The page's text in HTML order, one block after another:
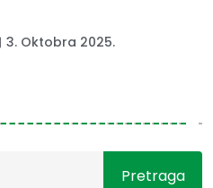
3. Oktobra 2025.
Pretraga